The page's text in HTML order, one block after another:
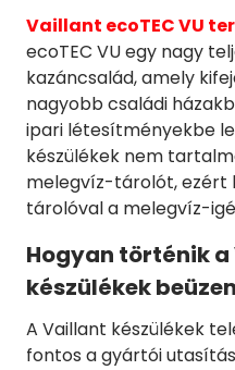
Vaillant ecoTEC VU
ecoTEC VU egy nagy
kazáncsalád, amely
nagyobb családi
ipari létesítményekbe
készülékek nem
melegvíz-tárolót, ezért
tárolóval a melegvíz-
Hogyan történik
készülékek
A Vaillant készülékek
fontos a gyártói